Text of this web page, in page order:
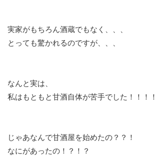
実家がもちろん酒蔵でもなく、、、
とっても驚かれるのですが、、、
なんと実は、
私はもともと甘酒自体が苦手でした！！！！
じゃあなんで甘酒屋を始めたの？？！
なにがあったの！？！？